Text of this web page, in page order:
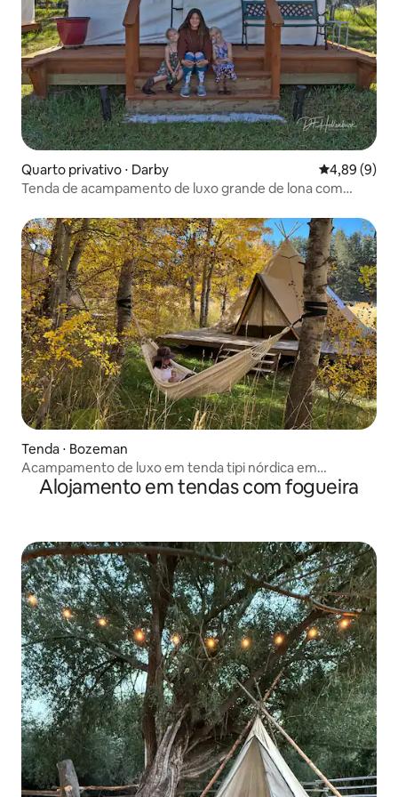
Quarto privativo ⋅ Darby 4,89 de uma
4,89 (9)
Tenda de acampamento de luxo grande de lona com
Tenda ⋅ Bozeman
Acampamento de luxo em tenda tipi nórdica em
Bozeman
Alojamento em tendas com fogueira